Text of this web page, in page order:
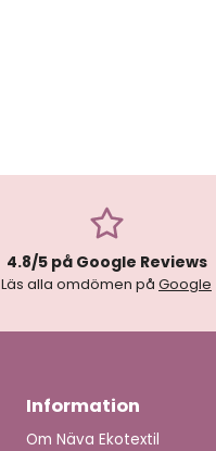
4.8/5 på Google Reviews
Läs alla omdömen på Google
Information
Om Näva Ekotextil